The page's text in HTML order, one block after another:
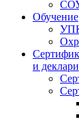
Обучение
и